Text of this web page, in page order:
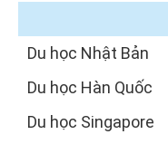
Du học Nhật Bản
Du học Hàn Quốc
Du học Singapore